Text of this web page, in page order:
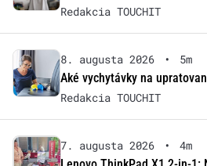
Redakcia TOUCHIT
8. augusta 2026 •
5m
Aké vychytávky na
Redakcia TOUCHIT
7. augusta 2026 •
4m